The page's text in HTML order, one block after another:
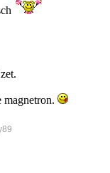
magnetron.